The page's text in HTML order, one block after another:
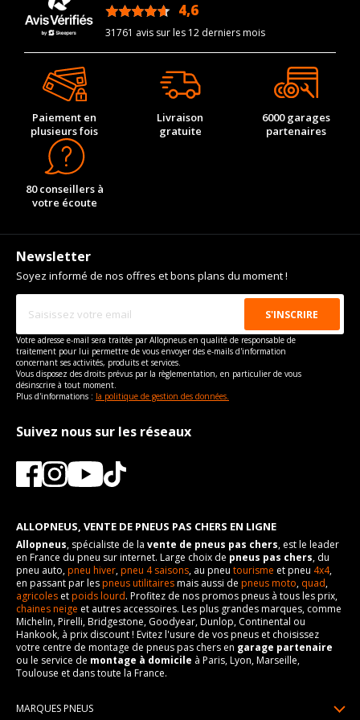
Année de début de
motorisation
1986-01-01
motorisation
Code motorisation
959.50
Cylindrée cm3
2850
Puissance en Kw max
Type
Frein
Type de boulon
Taille de la tête de boulon
19
boulon
Pour la visserie, afin de garantir une parfaite compatibilité, nous
vous conseillons de contacter directement le constructeur.
4,6
31761 avis sur les 12 derniers mois
Paiement en
plusieurs fois
Livraison
gratuite
6000 garages
partenaires
80 conseillers à
votre écoute
Newsletter
Soyez informé de nos offres et bons plans du moment !
Votre adresse e-mail sera traitée par Allopneus en qualité de responsable de
traitement pour lui permettre de vous envoyer des e-mails d'information
concernant ses activités, produits et services.
Vous disposez des droits prévus par la règlementation, en particulier de vous
désinscrire à tout moment.
Plus d'informations : la politique de gestion des données.
Suivez nous sur les réseaux
ALLOPNEUS, VENTE DE PNEUS PAS CHERS EN LIGNE
Allopneus, spécialiste de la vente de pneus pas chers, est le leader
en France du pneu sur internet. Large choix de pneus pas chers, du
pneu auto,pneu hiver,pneu 4 saisons, au pneu tourisme et pneu 4x4,
en passant par lespneus utilitairesmais aussi de pneus moto, quad,
agricoles etpoids lourd. Profitez de nos promos pneus à tous les prix,
chaines neige et autres accessoires. Les plus grandes marques, comme
Michelin, Pirelli, Bridgestone, Goodyear, Dunlop, Continental ou
Hankook, à prix discount ! Evitez l'usure de vos pneus et choisissez
votre centre de montage de pneus pas chers en garage partenaire
ou le service de montage à domicile à Paris, Lyon, Marseille,
Toulouse et dans toute la France.
MARQUES PNEUS